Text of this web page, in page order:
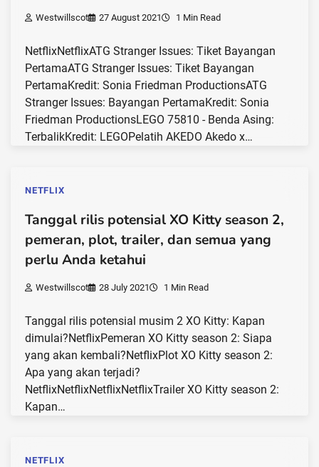
Westwillscot 27 August 2021 1 Min Read
NetflixNetflixATG Stranger Issues: Tiket Bayangan
PertamaATG Stranger Issues: Tiket Bayangan
PertamaKredit: Sonia Friedman ProductionsATG
Stranger Issues: Bayangan PertamaKredit: Sonia
Friedman ProductionsLEGO 75810 - Benda Asing:
TerbalikKredit: LEGOPelatih AKEDO Akedo x…
NETFLIX
Tanggal rilis potensial XO Kitty season 2,
pemeran, plot, trailer, dan semua yang
perlu Anda ketahui
Westwillscot 28 July 2021 1 Min Read
Tanggal rilis potensial musim 2 XO Kitty: Kapan
dimulai?NetflixPemeran XO Kitty season 2: Siapa
yang akan kembali?NetflixPlot XO Kitty season 2:
Apa yang akan terjadi?
NetflixNetflixNetflixNetflixTrailer XO Kitty season 2:
Kapan…
NETFLIX